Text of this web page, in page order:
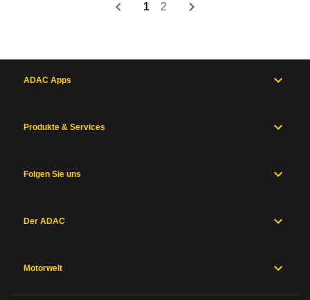
1 2
ADAC Apps
Produkte & Services
Folgen Sie uns
Der ADAC
Motorwelt